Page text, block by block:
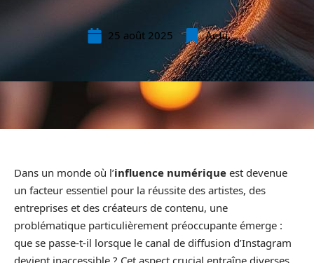
25 août 2025 Actu
Dans un monde où l’influence numérique est devenue
un facteur essentiel pour la réussite des artistes, des
entreprises et des créateurs de contenu, une
problématique particulièrement préoccupante émerge :
que se passe-t-il lorsque le canal de diffusion d’Instagram
devient inaccessible ? Cet aspect crucial entraîne diverses